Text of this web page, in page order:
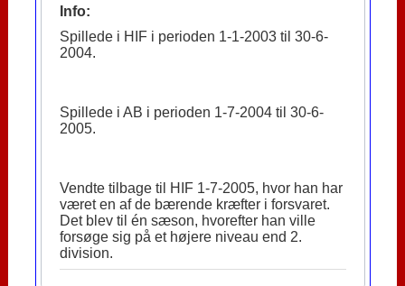
Info:
Spillede i HIF i perioden 1-1-2003 til 30-6-
2004.
Spillede i AB i perioden 1-7-2004 til 30-6-
2005.
Vendte tilbage til HIF 1-7-2005, hvor han har
været en af de bærende kræfter i forsvaret.
Det blev til én sæson, hvorefter han ville
forsøge sig på et højere niveau end 2.
division.